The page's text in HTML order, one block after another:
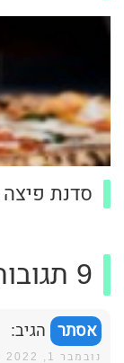
סדנת
9 תגובות
אסתר הגיב:
נובמבר 1, 2022 בשעה 5:28 PM